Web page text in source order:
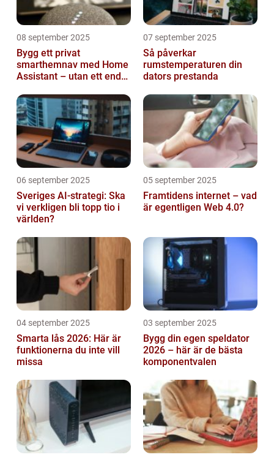
08 september 2025
Bygg ett privat
smarthemnav med Home
Assistant – utan ett enda
07 september 2025
Så påverkar
rumstemperaturen din
dators prestanda
06 september 2025
Sveriges AI-strategi: Ska
vi verkligen bli topp tio i
världen?
05 september 2025
Framtidens internet – vad
är egentligen Web 4.0?
04 september 2025
Smarta lås 2026: Här är
funktionerna du inte vill
missa
03 september 2025
Bygg din egen speldator
2026 – här är de bästa
komponentvalen